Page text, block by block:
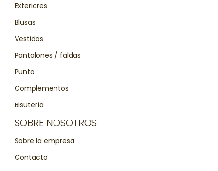
Exteriores
Blusas
Vestidos
Pantalones / faldas
Punto
Complementos
Bisutería
SOBRE NOSOTROS
Sobre la empresa
Contacto